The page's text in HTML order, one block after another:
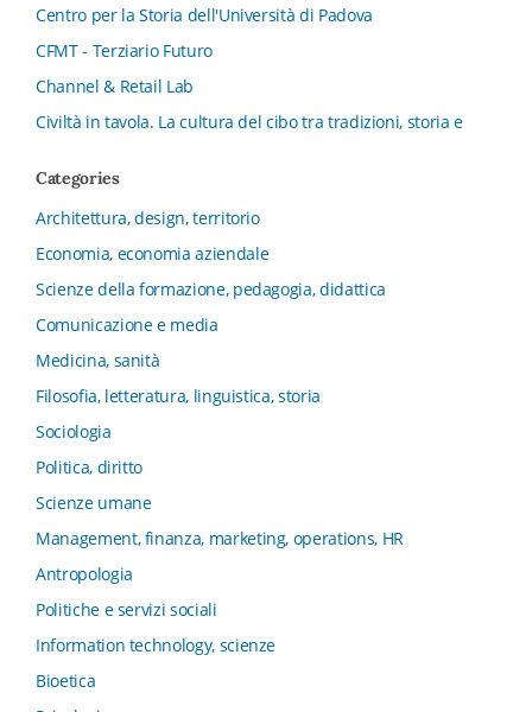
Centro per la Storia dell'Università di Padova
CFMT - Terziario Futuro
Channel & Retail Lab
Civiltà in tavola. La cultura del cibo tra tradizioni, storia e
Collana del Dipartimento di Scienze Aziendali, Management
dell’Economia Università di Bologna
Collana di Clinica della formazione
Collana di Ragioneria ed Economia Aziendale - SIDREA
Collana di Storia delle istituzioni educative e della
Letteratura per l’Infanzia
Collana di Studi e Ricerche Aziendali
Collana ISMU
Collana Tendenze Salute e Sanità ETS
Computational Social Science
Comunicazione, Istituzioni, Mutamento Sociale
Condivisione del sapere nel servizio sociale
Conoscenza, formazione, tecnologie
Categories
Architettura, design, territorio
Economia, economia aziendale
Scienze della formazione, pedagogia, didattica
Comunicazione e media
Medicina, sanità
Filosofia, letteratura, linguistica, storia
Sociologia
Politica, diritto
Scienze umane
Management, finanza, marketing, operations, HR
Antropologia
Politiche e servizi sociali
Information technology, scienze
Bioetica